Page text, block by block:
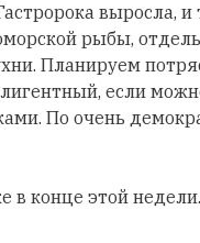
рыбы,
Планируем
если
По очень
в конце этой недели.